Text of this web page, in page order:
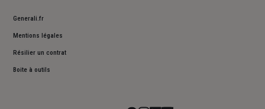
Generali.fr
Mentions légales
Résilier un contrat
Boite à outils